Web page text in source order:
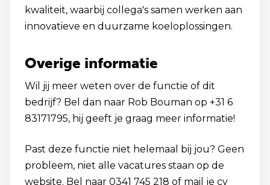
kwaliteit, waarbij collega's samen werken aan
innovatieve en duurzame koeloplossingen.
Overige informatie
Wil jij meer weten over de functie of dit
bedrijf? Bel dan naar Rob Bouman op +31 6
83171795, hij geeft je graag meer informatie!
Past deze functie niet helemaal bij jou? Geen
probleem, niet alle vacatures staan op de
website. Bel naar 0341 745 218 of mail je cv